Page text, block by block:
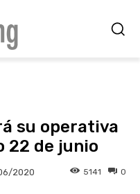
su operativa
22 de junio
2020 0
5141